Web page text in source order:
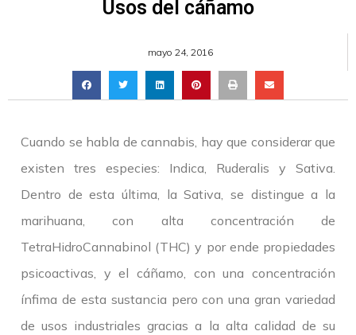
Usos del cáñamo
mayo 24, 2016
Cuando se habla de cannabis, hay que considerar que
existen tres especies: Indica, Ruderalis y Sativa.
Dentro de esta última, la Sativa, se distingue a la
marihuana, con alta concentración de
TetraHidroCannabinol (THC) y por ende propiedades
psicoactivas, y el cáñamo, con una concentración
ínfima de esta sustancia pero con una gran variedad
de usos industriales gracias a la alta calidad de su